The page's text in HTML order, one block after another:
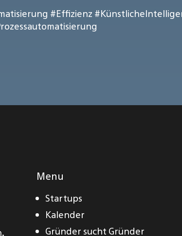
#Effizienz
Menu
Startups
Kalender
Gründer sucht Gründer